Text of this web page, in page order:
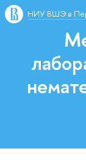
НИУ ВШЭ в